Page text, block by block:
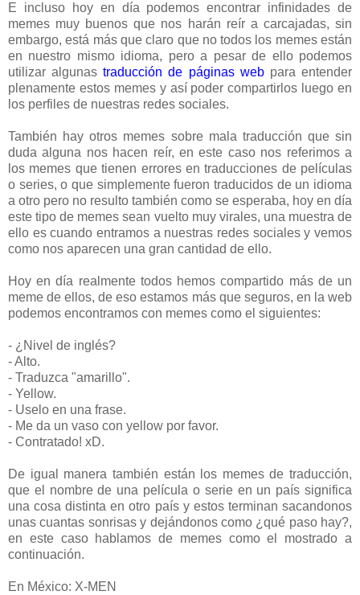
E incluso hoy en día podemos encontrar infinidades de
memes muy buenos que nos harán reír a carcajadas, sin
embargo, está más que claro que no todos los memes están
en nuestro mismo idioma, pero a pesar de ello podemos
utilizar algunastraducción de páginas web para entender
plenamente estos memes y así poder compartirlos luego en
los perfiles de nuestras redes sociales.
También hay otros memes sobre mala traducción que sin
duda alguna nos hacen reír, en este caso nos referimos a
los memes que tienen errores en traducciones de películas
o series, o que simplemente fueron traducidos de un idioma
a otro pero no resulto también como se esperaba, hoy en día
este tipo de memes sean vuelto muy virales, una muestra de
ello es cuando entramos a nuestras redes sociales y vemos
como nos aparecen una gran cantidad de ello.
Hoy en día realmente todos hemos compartido más de un
meme de ellos, de eso estamos más que seguros, en la web
podemos encontramos con memes como el siguientes:
- ¿Nivel de inglés?
- Alto.
- Traduzca "amarillo".
- Yellow.
- Uselo en una frase.
- Me da un vaso con yellow por favor.
- Contratado! xD.
De igual manera también están los memes de traducción,
que el nombre de una película o serie en un país significa
una cosa distinta en otro país y estos terminan sacandonos
unas cuantas sonrisas y dejándonos como ¿qué paso hay?,
en este caso hablamos de memes como el mostrado a
continuación.
En México: X-MEN